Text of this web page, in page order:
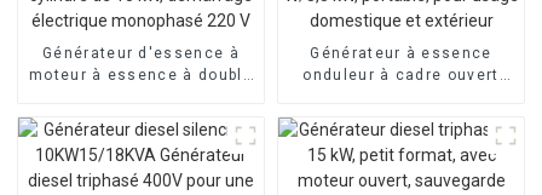
Générateur d'essence à
moteur à essence à double
démarrage électrique
monophasé 220 V
Générateur à essence
onduleur à cadre ouvert
pour usage domestique et
extérieur